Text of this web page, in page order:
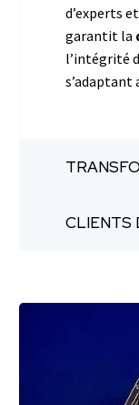
d’experts
garantit la
l’intégrité
s’adaptant
CLIENTS